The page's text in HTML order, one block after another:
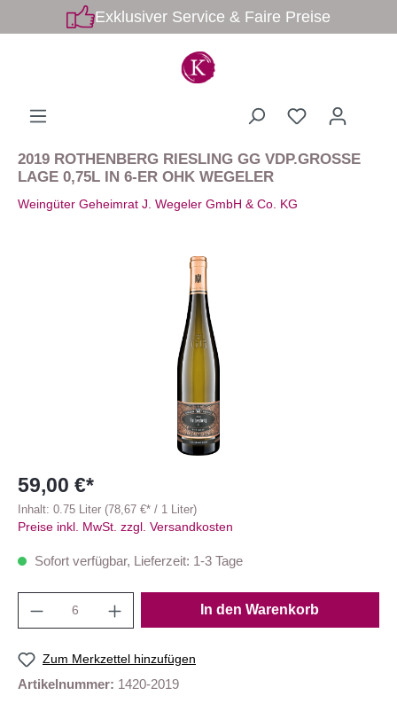
Exklusiver Service & Faire Preise
2019 ROTHENBERG RIESLING GG VDP.GROSSE
LAGE 0,75L IN 6-ER OHK WEGELER
Weingüter Geheimrat J. Wegeler GmbH & Co. KG
59,00 €*
Inhalt: 0.75 Liter (78,67 €* / 1 Liter)
Preise inkl. MwSt. zzgl. Versandkosten
Sofort verfügbar, Lieferzeit: 1-3 Tage
In den Warenkorb
Zum Merkzettel hinzufügen
Artikelnummer: 1420-2019